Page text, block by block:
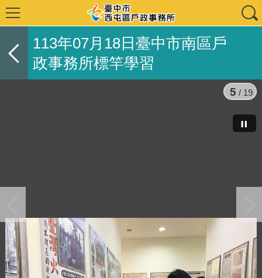
113年07月18日臺中市南區戶
政事務所標竿學習
6 / 19